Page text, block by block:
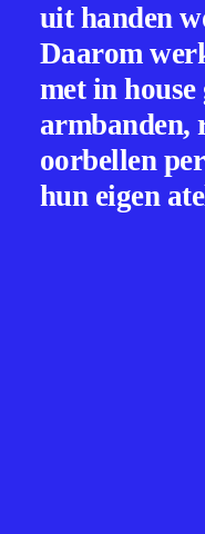
uit handen
Daarom
met in house
armbanden,
oorbellen
hun eigen